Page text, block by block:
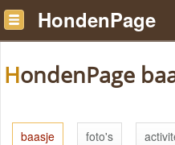
HondenPage
HondenPage
baasje foto's